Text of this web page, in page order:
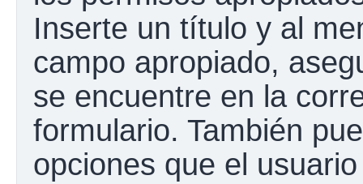
Inserte un título y al
campo apropiado,
se encuentre en la
formulario. También
opciones que el